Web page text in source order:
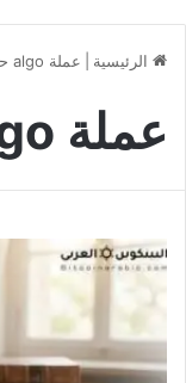
الرئيسية عملة algo حلال او حرام​
عملة algo حلال او حرام​